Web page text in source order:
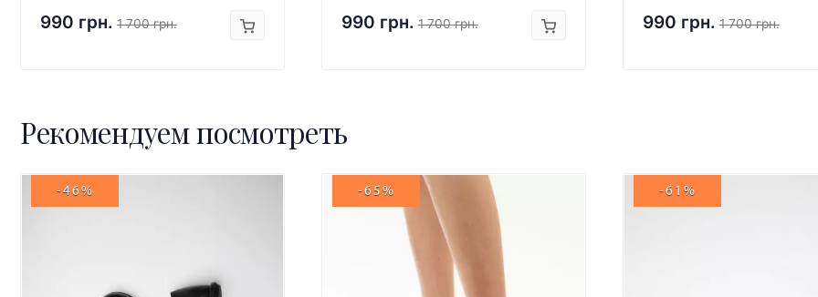
990 грн. 1 700 грн. 990 грн. 1 700 грн. 990 грн. 1 700 грн.
Рекомендуем посмотреть
-46% -65% -61%